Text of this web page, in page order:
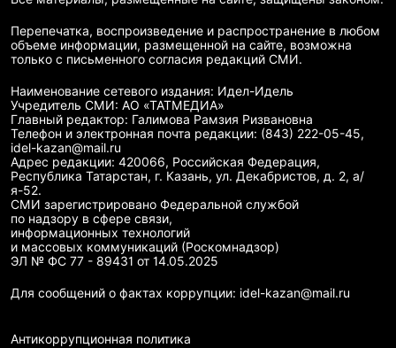
Перепечатка, воспроизведение и распространение в любом
объеме информации, размещенной на сайте, возможна
только с письменного согласия редакций СМИ.
Наименование сетевого издания: Идел-Идель
Учредитель СМИ: АО «ТАТМЕДИА»
Главный редактор: Галимова Рамзия Ризвановна
Телефон и электронная почта редакции: (843) 222-05-45,
idel-kazan@mail.ru
Адрес редакции: 420066, Российская Федерация,
Республика Татарстан, г. Казань, ул. Декабристов, д. 2, а/
я-52.
СМИ зарегистрировано Федеральной службой
по надзору в сфере связи,
информационных технологий
и массовых коммуникаций (Роскомнадзор)
ЭЛ № ФС 77 - 89431 от 14.05.2025
Для сообщений о фактах коррупции: idel-kazan@mail.ru
Антикоррупционная политика